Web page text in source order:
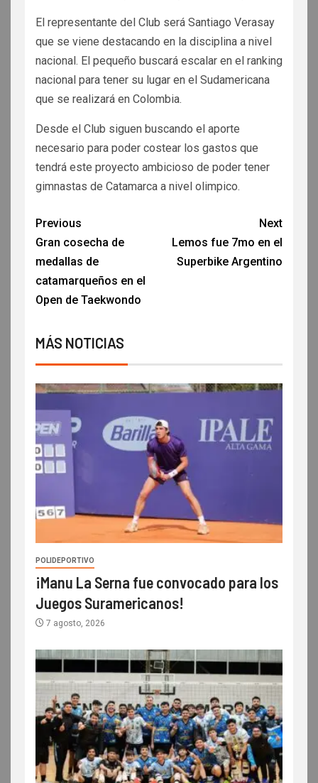
El representante del Club será Santiago Verasay
que se viene destacando en la disciplina a nivel
nacional. El pequeño buscará escalar en el ranking
nacional para tener su lugar en el Sudamericana
que se realizará en Colombia.
Desde el Club siguen buscando el aporte
necesario para poder costear los gastos que
tendrá este proyecto ambicioso de poder tener
gimnastas de Catamarca a nivel olimpico.
Previous
Gran cosecha de
medallas de
catamarqueños en el
Open de Taekwondo
Next
Lemos fue 7mo en el
Superbike Argentino
MÁS NOTICIAS
POLIDEPORTIVO
¡Manu La Serna fue convocado para los
Juegos Suramericanos!
7 agosto, 2026